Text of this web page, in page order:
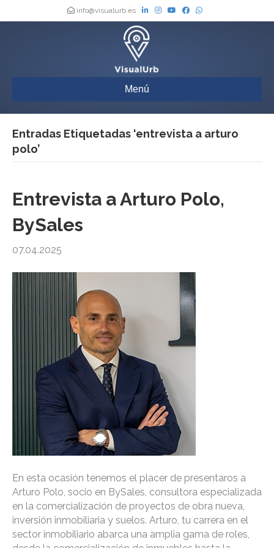
info@visualurb.es
Menú
Entradas Etiquetadas ‘entrevista a arturo
polo’
Entrevista a Arturo Polo,
BySales
07.04.2025
En esta ocasión tenemos el placer de presentaros a
Arturo Polo, socio en BySales, consultora especializada
en la comercialización de proyectos de obra nueva,
inversión inmobiliaria y suelos. Arturo, tu carrera en el
sector inmobiliario abarca una amplia gama de roles,